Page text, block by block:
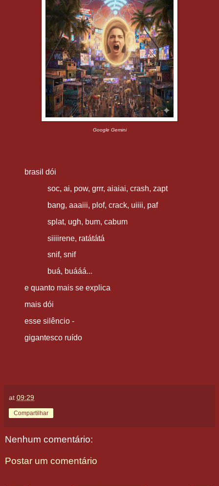
Google Gemini
brasil dói
soc, ai, pow, grrr, aiaiai, crash, zapt
bang, aaaiii, plof, crack, uiiii, paf
splat, ugh, bum, cabum
siiiirene, ratátátá
snif,snif
buá, buááá...
e quanto mais se explica
mais dói
esse silêncio -
gigantesco ruído
at 09:29
Compartilhar
Nenhum comentário:
Postar um comentário